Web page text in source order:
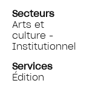
Secteurs
Arts et
culture -
Institutionnel
Services
Édition